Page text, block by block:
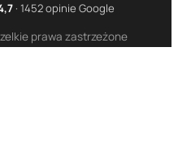
prawa zastrzeżone
· 1452 opinie Google